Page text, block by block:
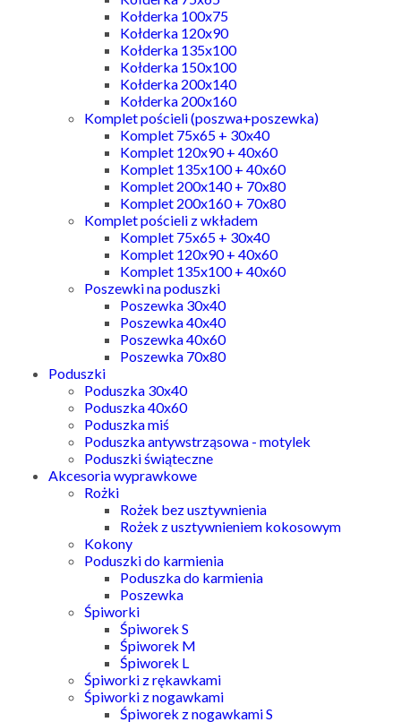
Kołderka 100x75
Kołderka 120x90
Kołderka 135x100
Kołderka 150x100
Kołderka 200x140
Kołderka 200x160
Komplet pościeli (poszwa+poszewka)
Komplet 75x65 + 30x40
Komplet 120x90 + 40x60
Komplet 135x100 + 40x60
Komplet 200x140 + 70x80
Komplet 200x160 + 70x80
Komplet pościeli z wkładem
Komplet 75x65 + 30x40
Komplet 120x90 + 40x60
Komplet 135x100 + 40x60
Poszewki na poduszki
Poszewka 30x40
Poszewka 40x40
Poszewka 40x60
Poszewka 70x80
Poduszki
Poduszka 30x40
Poduszka 40x60
Poduszka miś
Poduszka antywstrząsowa - motylek
Poduszki świąteczne
Akcesoria wyprawkowe
Rożki
Rożek bez usztywnienia
Rożek z usztywnieniem kokosowym
Kokony
Poduszki do karmienia
Poduszka do karmienia
Poszewka
Śpiworki
Śpiworek S
Śpiworek M
Śpiworek L
Śpiworki z rękawkami
Śpiworki z nogawkami
Śpiworek z nogawkami S